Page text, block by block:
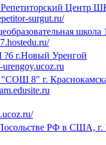
Репетиторский Центр
surgut.ru/
школа
г.Новый Уренгой
8" г.
РФ в США, г.